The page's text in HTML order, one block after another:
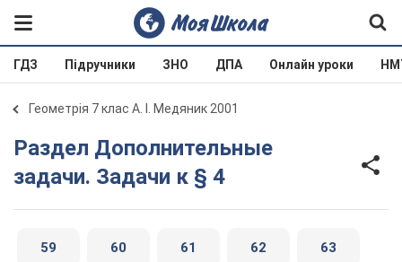
ГДЗ Підручники ЗНО ДПА Онлайн уроки
Геометрія 7 клас А. І. Медяник 2001
Раздел Дополнительные
задачи. Задачи к § 4
59 60 61 62 63